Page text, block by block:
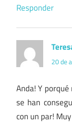
Responder
20 de
Anda! Y
se han
con un par!